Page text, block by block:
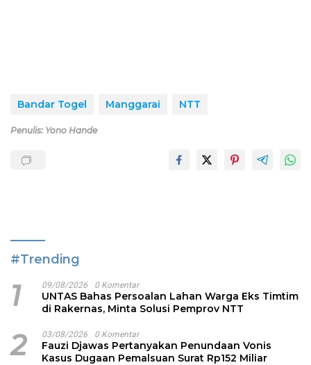
Bandar Togel Manggarai NTT
Penulis: Yono Hande
#Trending
1 09/08/2026 0 Komentar
UNTAS Bahas Persoalan Lahan Warga Eks Timtim
di Rakernas, Minta Solusi Pemprov NTT
2 03/08/2026 0 Komentar
Fauzi Djawas Pertanyakan Penundaan Vonis
Kasus Dugaan Pemalsuan Surat Rp152 Miliar